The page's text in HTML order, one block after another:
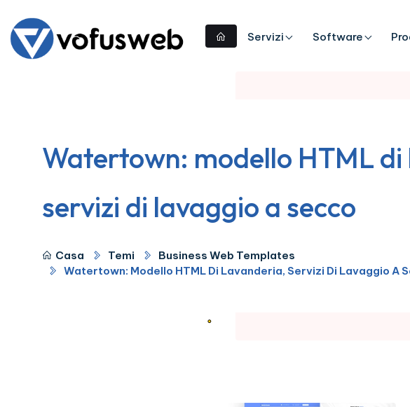
Servizi Software
Watertown: modello HTML
servizi di lavaggio a secco
Casa Temi
Business Web Templates
Watertown: Modello HTML Di Lavanderia, Servizi Di Lavaggio A